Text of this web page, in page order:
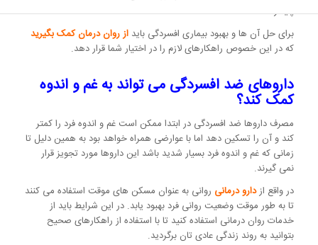
پایدار هستند،
برای حل آن ها و بهبود بیماری افسردگی باید از روان درمان کمک بگیرید
که در این خصوص راهکارهای لازم را در اختیار شما قرار دهد.
داروهای ضد افسردگی می تواند به غم و اندوه
کمک کند؟
مصرف داروها ضد افسردگی در ابتدا ممکن است غم و اندوه فرد را کمتر
کند و آن را تسکین دهد اما با عوارضی همراه خواهد بود به همین دلیل تا
زمانی که غم و اندوه فرد بسیار شدید باشد این داروها مورد تجویز قرار
نمی گیرند.
در واقع ازدارو درمانی روانی به عنوان مسکن های موقت استفاده می کنند
تا به طور موقت وضعیت روانی فرد بهبود یابد. در این شرایط باید از
خدمات روان درمانی استفاده کنید تا با استفاده از راهکارهای صحیح
بتوانید به روند زندگی عادی تان برگردید.